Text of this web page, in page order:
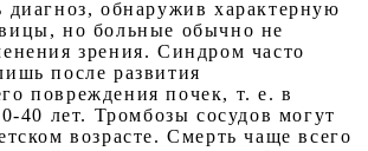
диагноз, обнаружив характерную
но больные обычно не
зрения. Синдром часто
после развития
повреждения почек, т. е. в
40 лет. Тромбозы сосудов могут
возрасте. Смерть чаще всего